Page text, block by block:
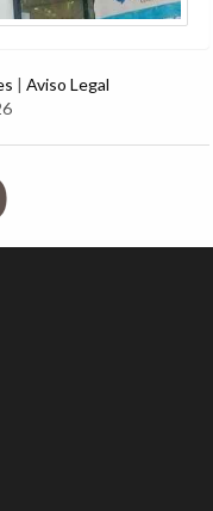
| Aviso Legal